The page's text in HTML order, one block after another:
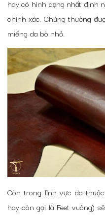
hay có hình dạng nhất định
chính xác. Chúng thường
miếng da bò nhỏ.
Còn trong lĩnh vực da
hay còn gọi là Feet vuông)